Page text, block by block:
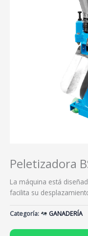
Peletizadora
La máquina está
facilita su
Categoría: GANADERÍA